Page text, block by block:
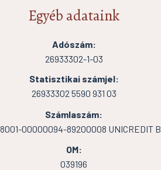
Egyéb adataink
Adószám:
26933302-1-03
Statisztikai számjel:
26933302 5590 931 03
Számlaszám:
00000094-89200008 UNICREDIT B.
OM:
039196